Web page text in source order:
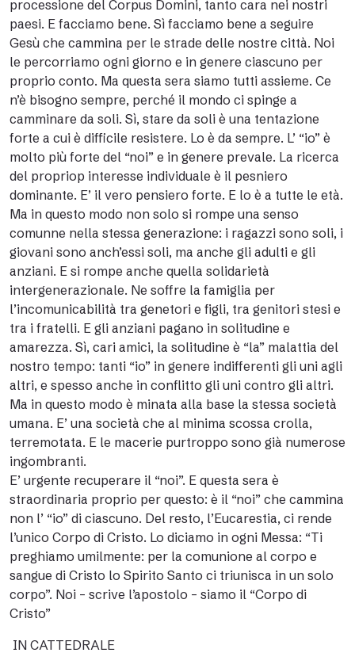
processione del Corpus Domini, tanto cara nei nostri
paesi. E facciamo bene. Sì facciamo bene a seguire
Gesù che cammina per le strade delle nostre città. Noi
le percorriamo ogni giorno e in genere ciascuno per
proprio conto. Ma questa sera siamo tutti assieme. Ce
n’è bisogno sempre, perché il mondo ci spinge a
camminare da soli. Sì, stare da soli è una tentazione
forte a cui è difficile resistere. Lo è da sempre. L’ “io” è
molto più forte del “noi” e in genere prevale. La ricerca
del propriop interesse individuale è il pesniero
dominante. E’ il vero pensiero forte. E lo è a tutte le età.
Ma in questo modo non solo si rompe una senso
comunne nella stessa generazione: i ragazzi sono soli, i
giovani sono anch’essi soli, ma anche gli adulti e gli
anziani. E si rompe anche quella solidarietà
intergenerazionale. Ne soffre la famiglia per
l’incomunicabilità tra genetori e figli, tra genitori stesi e
tra i fratelli. E gli anziani pagano in solitudine e
amarezza. Sì, cari amici, la solitudine è “la” malattia del
nostro tempo: tanti “io” in genere indifferenti gli uni agli
altri, e spesso anche in conflitto gli uni contro gli altri.
Ma in questo modo è minata alla base la stessa società
umana. E’ una società che al minima scossa crolla,
terremotata. E le macerie purtroppo sono già numerose
ingombranti.
E’ urgente recuperare il “noi”. E questa sera è
straordinaria proprio per questo: è il “noi” che cammina
non l’ “io” di ciascuno. Del resto, l’Eucarestia, ci rende
l’unico Corpo di Cristo. Lo diciamo in ogni Messa: “Ti
preghiamo umilmente: per la comunione al corpo e
sangue di Cristo lo Spirito Santo ci triunisca in un solo
corpo”. Noi – scrive l’apostolo – siamo il “Corpo di
Cristo”
IN CATTEDRALE